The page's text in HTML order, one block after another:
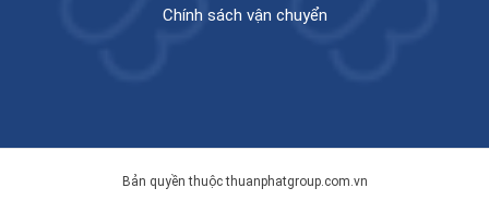
Chính sách vận chuyển
Bản quyền thuộc thuanphatgroup.com.vn